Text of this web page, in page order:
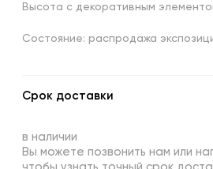
Высота с декоративным
Состояние: распродажа
Срок доставки
в наличии
Вы можете позвонить нам или